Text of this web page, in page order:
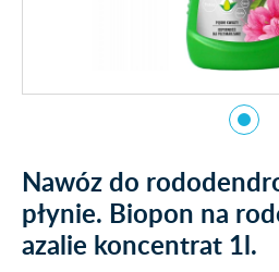
Nawóz do
płynie. Biopon na
azalie koncentrat 1l.